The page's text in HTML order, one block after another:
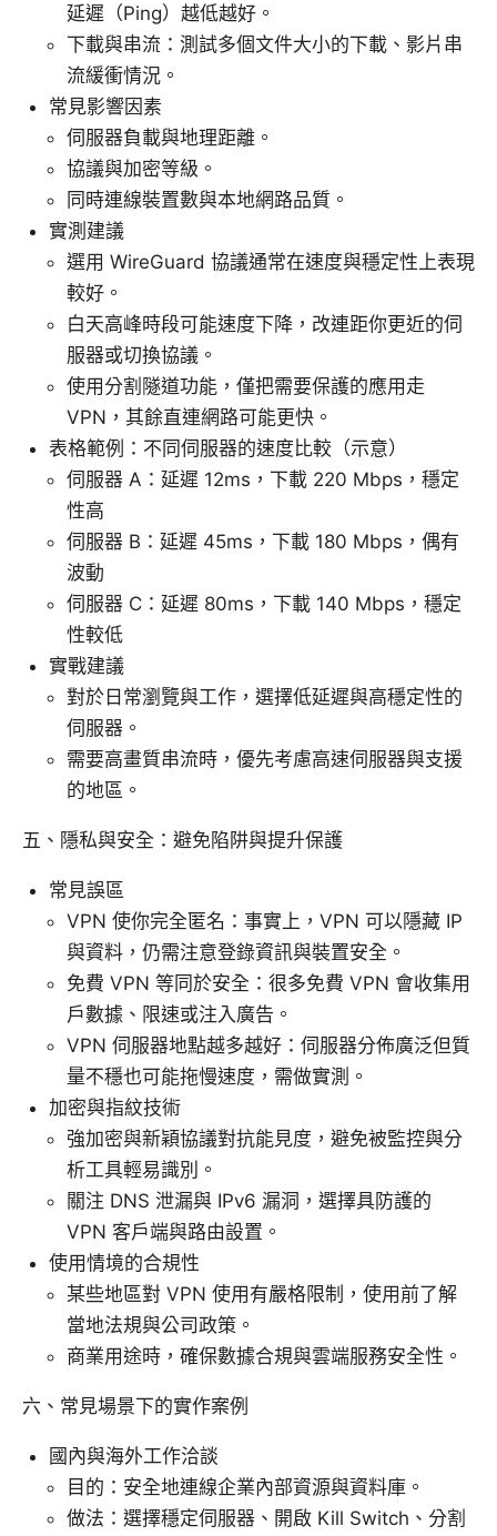
延遲（Ping）越低越好。
下載與串流：測試多個文件大小的下載、影片串
流緩衝情況。
常見影響因素
伺服器負載與地理距離。
協議與加密等級。
同時連線裝置數與本地網路品質。
實測建議
選用 WireGuard 協議通常在速度與穩定性上表現
較好。
白天高峰時段可能速度下降，改連距你更近的伺
服器或切換協議。
使用分割隧道功能，僅把需要保護的應用走
VPN，其餘直連網路可能更快。
表格範例：不同伺服器的速度比較（示意）
伺服器 A：延遲 12ms，下載 220 Mbps，穩定
性高
伺服器 B：延遲 45ms，下載 180 Mbps，偶有
波動
伺服器 C：延遲 80ms，下載 140 Mbps，穩定
性較低
實戰建議
對於日常瀏覽與工作，選擇低延遲與高穩定性的
伺服器。
需要高畫質串流時，優先考慮高速伺服器與支援
的地區。
五、隱私與安全：避免陷阱與提升保護
常見誤區
VPN 使你完全匿名：事實上，VPN 可以隱藏 IP
與資料，仍需注意登錄資訊與裝置安全。
免費 VPN 等同於安全：很多免費 VPN 會收集用
戶數據、限速或注入廣告。
VPN 伺服器地點越多越好：伺服器分佈廣泛但質
量不穩也可能拖慢速度，需做實測。
加密與指紋技術
強加密與新穎協議對抗能見度，避免被監控與分
析工具輕易識別。
關注 DNS 泄漏與 IPv6 漏洞，選擇具防護的
VPN 客戶端與路由設置。
使用情境的合規性
某些地區對 VPN 使用有嚴格限制，使用前了解
當地法規與公司政策。
商業用途時，確保數據合規與雲端服務安全性。
六、常見場景下的實作案例
國內與海外工作洽談
目的：安全地連線企業內部資源與資料庫。
做法：選擇穩定伺服器、開啟 Kill Switch、分割